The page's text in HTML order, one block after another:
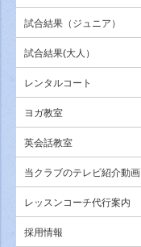
試合結果（ジュニア）
試合結果(大人）
レンタルコート
ヨガ教室
英会話教室
当クラブのテレビ紹介動画
レッスンコーチ代行案内
採用情報